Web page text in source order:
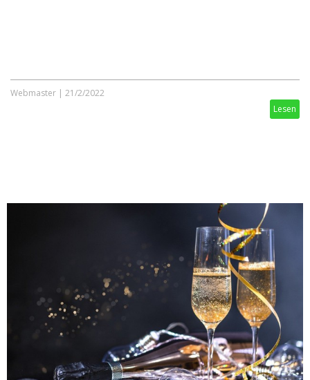
Webmaster | 21/2/2022
Lesen